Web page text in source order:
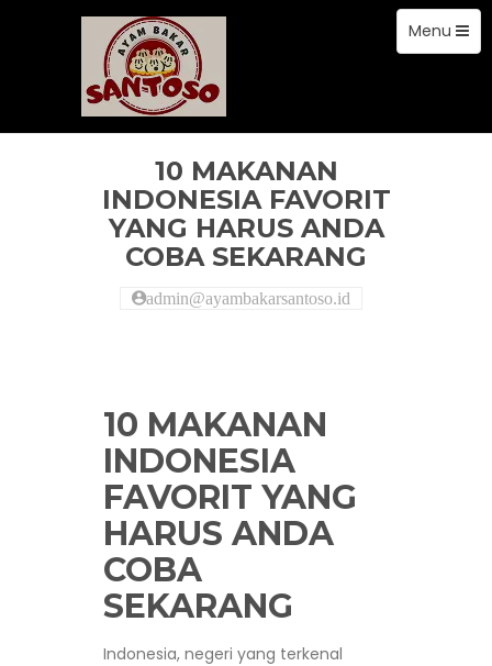
Toggle
navigation
Menu
10 MAKANAN
INDONESIA FAVORIT
YANG HARUS ANDA
COBA SEKARANG
admin@ayambakarsantoso.id
10 MAKANAN
INDONESIA
FAVORIT YANG
HARUS ANDA
COBA
SEKARANG
Indonesia, negeri yang terkenal